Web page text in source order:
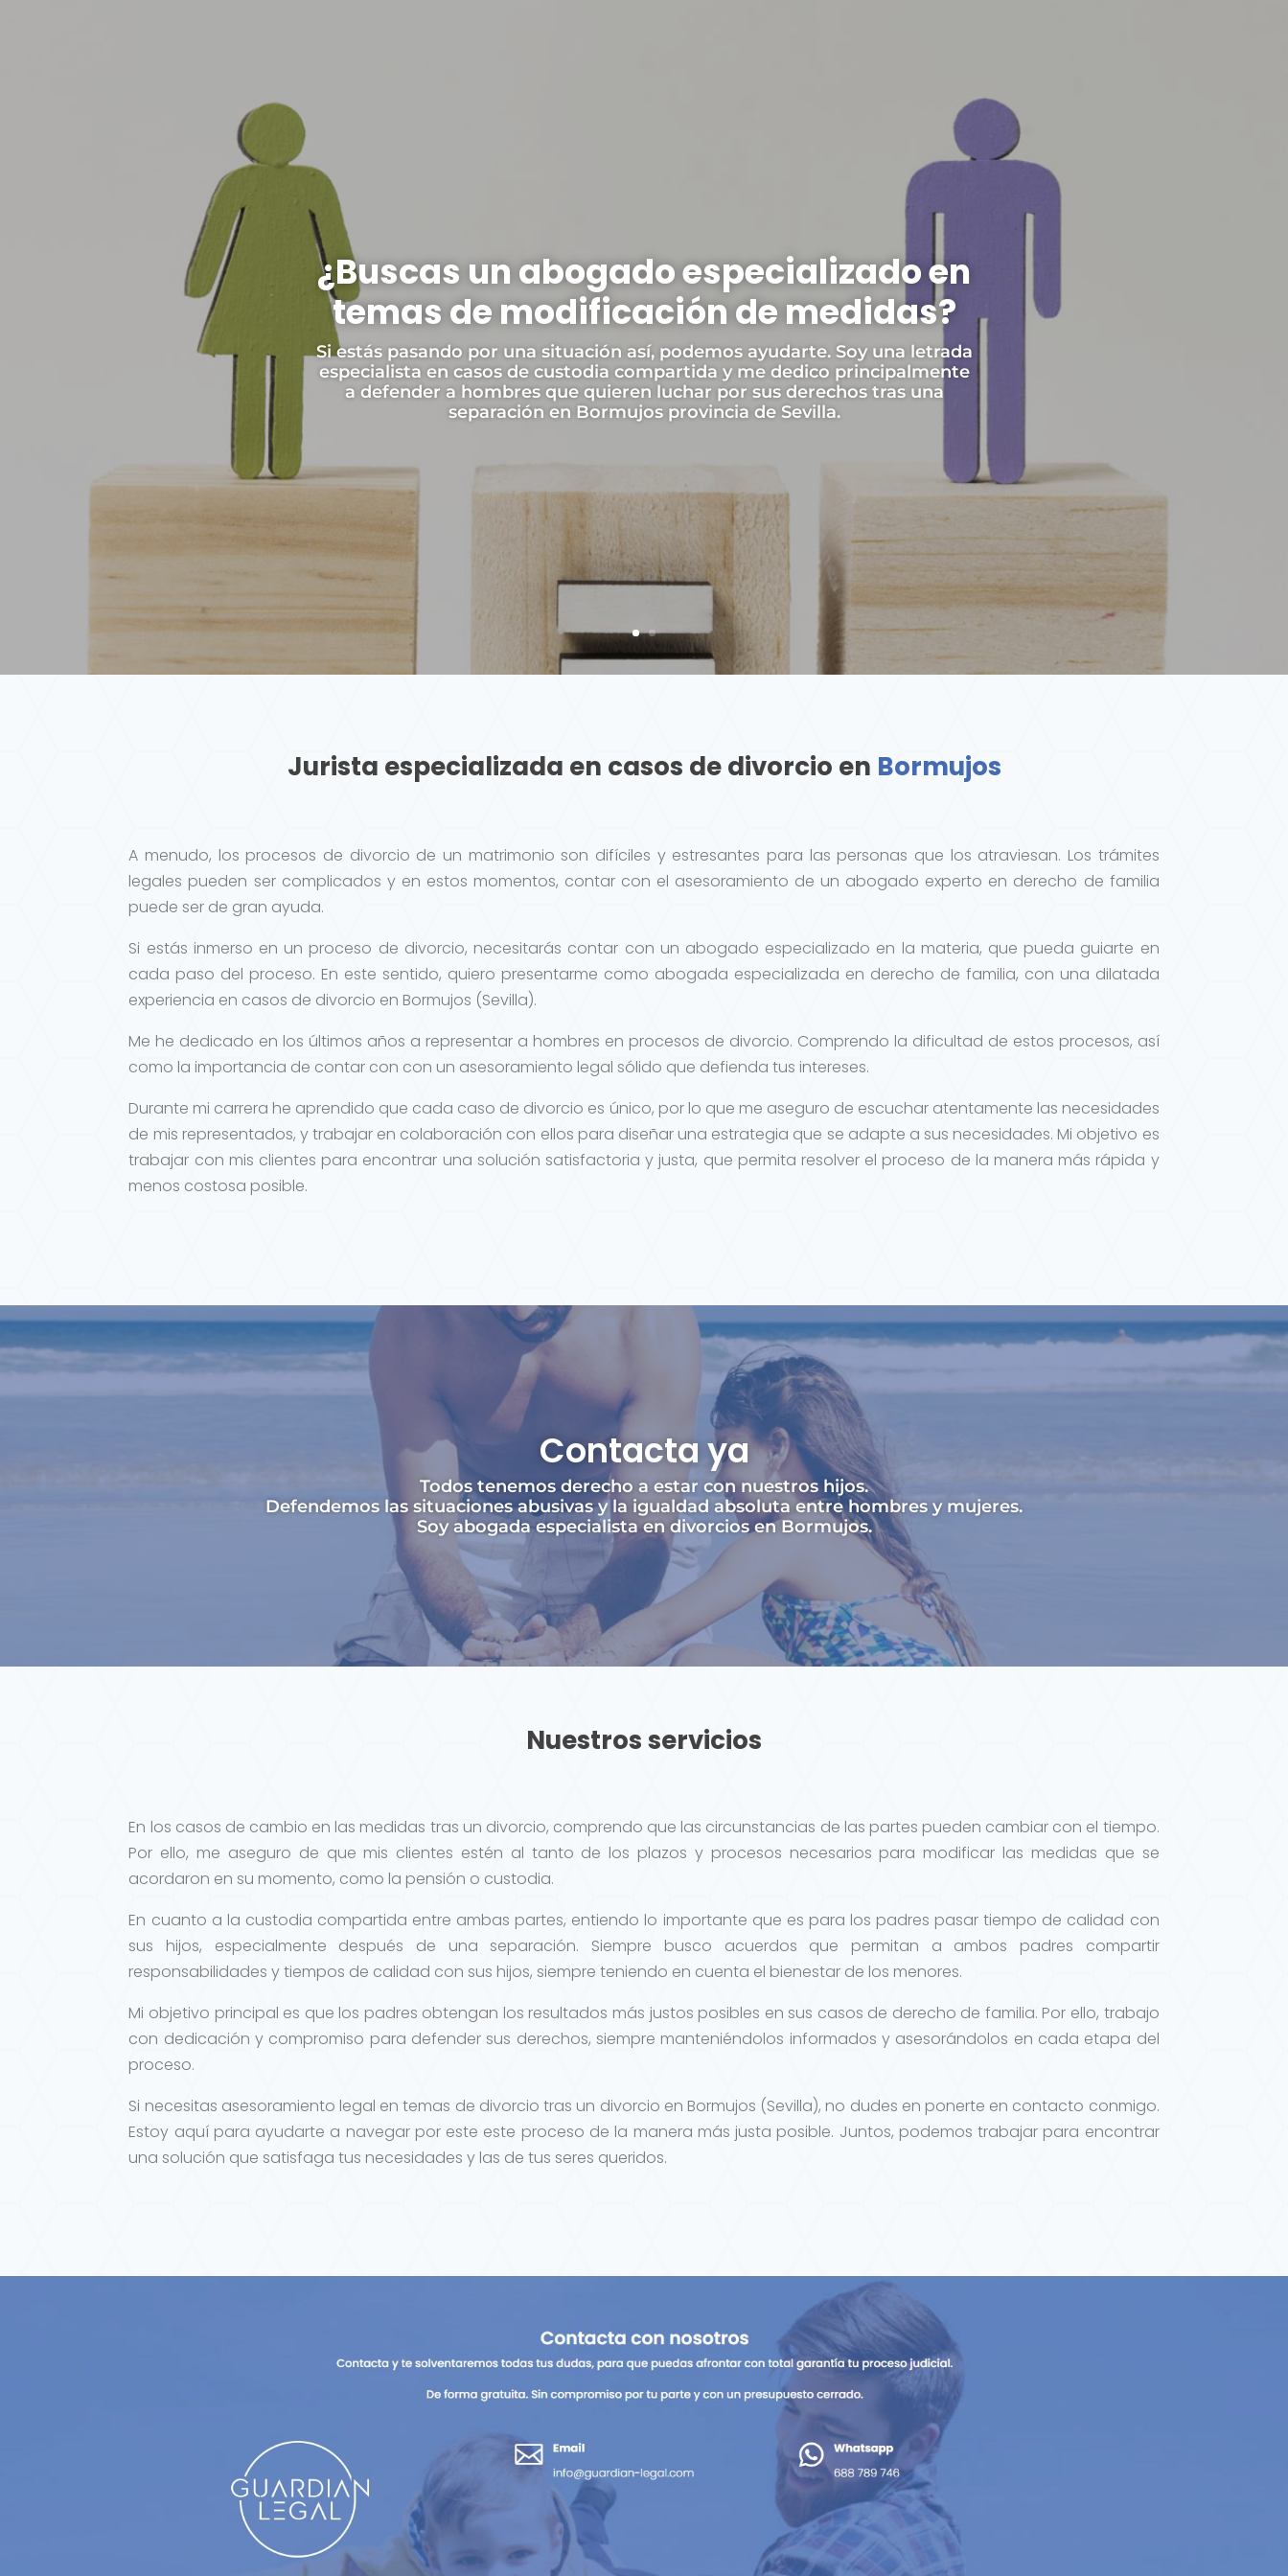
¿Buscas un abogado especializado en
temas de modificación de medidas?
Si estás pasando por una situación así, podemos ayudarte. Soy una letrada
especialista en casos de custodia compartida y me dedico principalmente
a defender a hombres que quieren luchar por sus derechos tras una
separación en Bormujos provincia de Sevilla.
Jurista especializada en casos de divorcio en Bormujos
A menudo, los procesos de divorcio de un matrimonio son difíciles y estresantes para las personas que los atraviesan. Los trámites
legales pueden ser complicados y en estos momentos, contar con el asesoramiento de un abogado experto en derecho de familia
puede ser de gran ayuda.
Si estás inmerso en un proceso de divorcio, necesitarás contar con un abogado especializado en la materia, que pueda guiarte en
cada paso del proceso. En este sentido, quiero presentarme como abogada especializada en derecho de familia, con una dilatada
experiencia en casos de divorcio en Bormujos (Sevilla).
Me he dedicado en los últimos años a representar a hombres en procesos de divorcio. Comprendo la dificultad de estos procesos, así
como la importancia de contar con con un asesoramiento legal sólido que defienda tus intereses.
Durante mi carrera he aprendido que cada caso de divorcio es único, por lo que me aseguro de escuchar atentamente las necesidades
de mis representados, y trabajar en colaboración con ellos para diseñar una estrategia que se adapte a sus necesidades. Mi objetivo es
trabajar con mis clientes para encontrar una solución satisfactoria y justa, que permita resolver el proceso de la manera más rápida y
menos costosa posible.
Contacta ya
Todos tenemos derecho a estar con nuestros hijos.
Defendemos las situaciones abusivas y la igualdad absoluta entre hombres y mujeres.
Soy abogada especialista en divorcios en Bormujos.
Nuestros servicios
En los casos de cambio en las medidas tras un divorcio, comprendo que las circunstancias de las partes pueden cambiar con el tiempo.
Por ello, me aseguro de que mis clientes estén al tanto de los plazos y procesos necesarios para modificar las medidas que se
acordaron en su momento, como la pensión o custodia.
En cuanto a la custodia compartida entre ambas partes, entiendo lo importante que es para los padres pasar tiempo de calidad con
sus hijos, especialmente después de una separación. Siempre busco acuerdos que permitan a ambos padres compartir
responsabilidades y tiempos de calidad con sus hijos, siempre teniendo en cuenta el bienestar de los menores.
Mi objetivo principal es que los padres obtengan los resultados más justos posibles en sus casos de derecho de familia. Por ello, trabajo
con dedicación y compromiso para defender sus derechos, siempre manteniéndolos informados y asesorándolos en cada etapa del
proceso.
Si necesitas asesoramiento legal en temas de divorcio tras un divorcio en Bormujos (Sevilla), no dudes en ponerte en contacto conmigo.
Estoy aquí para ayudarte a navegar por este este proceso de la manera más justa posible. Juntos, podemos trabajar para encontrar
una solución que satisfaga tus necesidades y las de tus seres queridos.